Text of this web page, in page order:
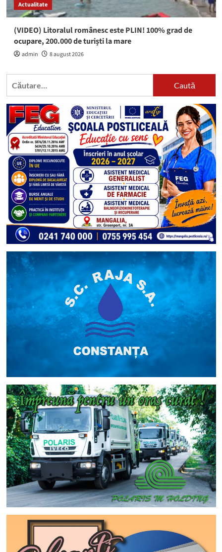
Actualitate
(VIDEO) Litoralul românesc este PLIN! 100% grad de
ocupare, 200.000 de turiști la mare
admin 8 august 2026
Caută